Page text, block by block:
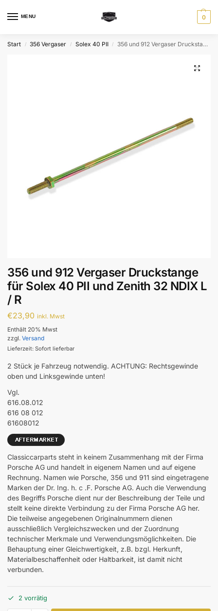
MENU 0
Start / 356 Vergaser / Solex 40 PII / 356 und 912 Vergaser Druckstange für Solex 40 PII und Zenith 32 NDIX L / R
356 und 912 Vergaser Druckstange
für Solex 40 PII und Zenith 32 NDIX L
/ R
€23,90 inkl. Mwst
Enthält 20% Mwst
zzgl. Versand
Lieferzeit: Sofort lieferbar
2 Stück je Fahrzeug notwendig. ACHTUNG: Rechtsgewinde
oben und Linksgewinde unten!
Vgl.
616.08.012
616 08 012
61608012
Classiccarparts steht in keinem Zusammenhang mit der Firma
Porsche AG und handelt in eigenem Namen und auf eigene
Rechnung. Namen wie Porsche, 356 und 911 sind eingetragene
Marken der Dr. Ing. h. c .F. Porsche AG. Auch die Verwendung
des Begriffs Porsche dient nur der Beschreibung der Teile und
stellt keine direkte Verbindung zu der Firma Porsche AG her.
Die teilweise angegebenen Originalnummern dienen
ausschließlich Vergleichszwecken und der Zuordnung
technischer Merkmale und Verwendungsmöglichkeiten. Die
Behauptung einer Gleichwertigkeit, z.B. bzgl. Herkunft,
Materialbeschaffenheit oder Haltbarkeit, ist damit nicht
verbunden.
2 vorrätig